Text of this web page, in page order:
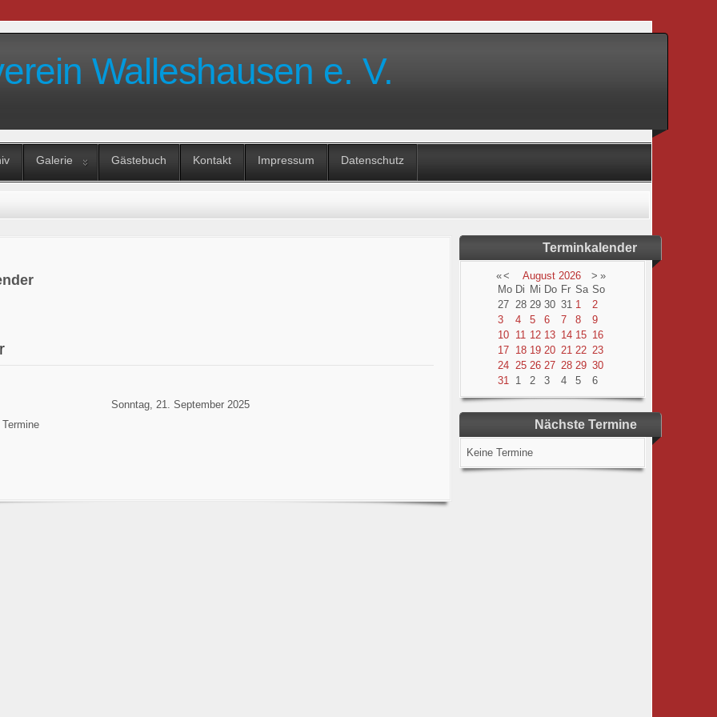
Walleshausen e. V.
Galerie Gästebuch Kontakt Impressum Datenschutz
Sonntag, 21. September 2025
Terminkalender
«< August 2026 > »
Mo Di Mi Do Fr Sa So
27 28 29 30 31 1
2
3
4 5 6 7 8
9
10 11 12 13 14 15 16
17 18 19 20 21 22 23
24 25 26 27 28 29 30
31 1 2 3 4 5 6
Nächste Termine
Keine Termine